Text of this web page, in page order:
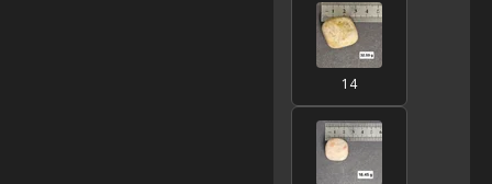
14